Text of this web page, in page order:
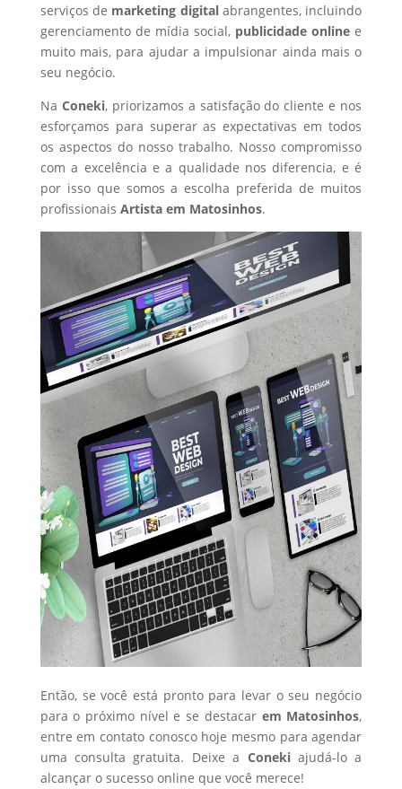
serviços de marketing digital abrangentes, incluindo
gerenciamento de mídia social, publicidade online e
muito mais, para ajudar a impulsionar ainda mais o
seu negócio.
Na Coneki, priorizamos a satisfação do cliente e nos
esforçamos para superar as expectativas em todos
os aspectos do nosso trabalho. Nosso compromisso
com a excelência e a qualidade nos diferencia, e é
por isso que somos a escolha preferida de muitos
profissionais Artistaem Matosinhos.
Então, se você está pronto para levar o seu negócio
para o próximo nível e se destacar em Matosinhos,
entre em contato conosco hoje mesmo para agendar
uma consulta gratuita. Deixe a Conekiajudá-lo a
alcançar o sucesso online que você merece!